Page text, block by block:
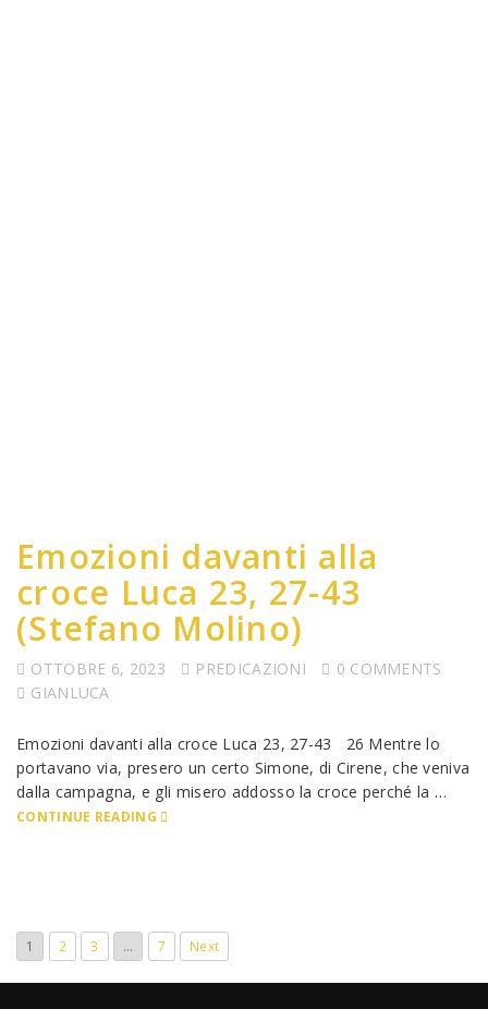
Emozioni davanti alla
croce Luca 23, 27-43
(Stefano Molino)
OTTOBRE 6, 2023 PREDICAZIONI
0 COMMENTS
GIANLUCA
Emozioni davanti alla croce Luca 23, 27-43 26 Mentre lo
portavano via, presero un certo Simone, di Cirene, che veniva
dalla campagna, e gli misero addosso la croce perché la …
CONTINUE READING
1 2 3 … 7 Next